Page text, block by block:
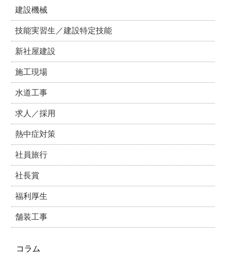
建設機械
技能実習生／建設特定技能
新社屋建設
施工現場
水道工事
求人／採用
熱中症対策
社員旅行
社長賞
福利厚生
舗装工事
コラム